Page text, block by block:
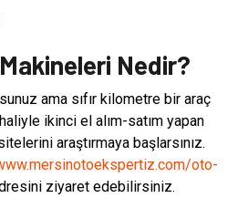
Nedir?
ama sıfır kilometre bir araç
ikinci el alım-satım yapan
araştırmaya başlarsınız.
oto-
ziyaret edebilirsiniz.